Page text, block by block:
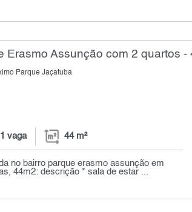
Erasmo Assunção com 2 quartos -
Parque Jaçatuba
1 vaga 44 m²
no bairro parque erasmo assunção em
44m2: descrição * sala de estar ...